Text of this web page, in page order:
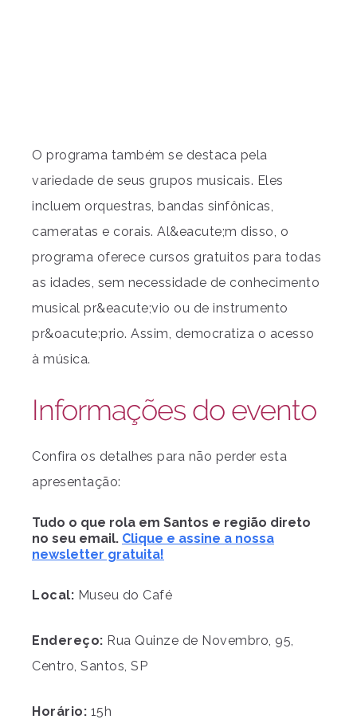
O programa também se destaca pela
variedade de seus grupos musicais. Eles
incluem orquestras, bandas sinfônicas,
cameratas e corais. Al&eacute;m disso, o
programa oferece cursos gratuitos para todas
as idades, sem necessidade de conhecimento
musical pr&eacute;vio ou de instrumento
pr&oacute;prio. Assim, democratiza o acesso
à música.
Informações do evento
Confira os detalhes para não perder esta
apresentação:
Tudo o que rola em Santos e região direto
no seu email. Clique e assine a nossa
newsletter gratuita!
Local: Museu do Café
Endereço: Rua Quinze de Novembro, 95,
Centro, Santos, SP
Horário: 15h